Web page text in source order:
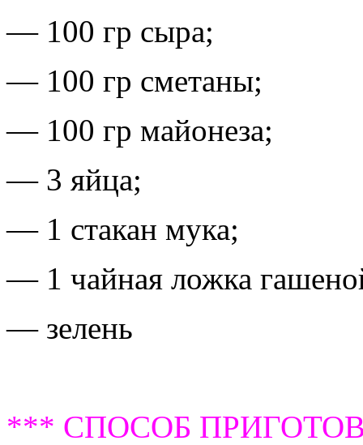
— 100 гр сыра;
— 100 гр сметаны;
— 100 гр майонеза;
— 3 яйца;
— 1 стакан мука;
— 1 чайная ложка
— зелень
*** СПОСОБ